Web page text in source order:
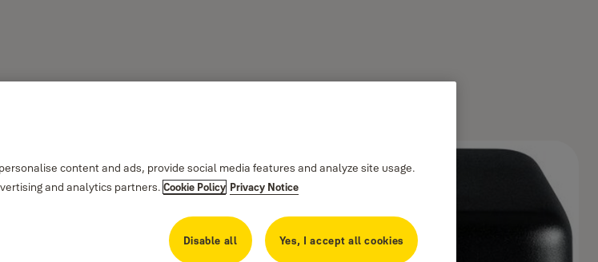
content and ads, provide social media features and analyze site usage.
and analytics partners. Cookie Policy Privacy Notice
Disable all Yes, I accept all cookies